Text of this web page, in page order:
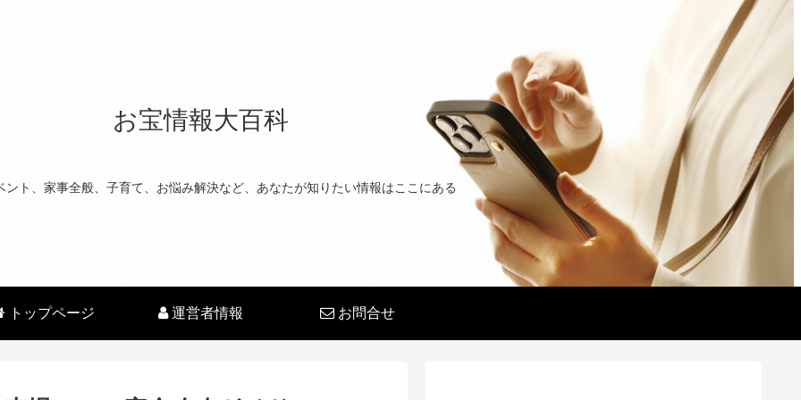
お宝情報大百科
ント、家事全般、子育て、お悩み解決など、あなたが知りたい情報はここにある
トップページ 運営者情報 お問合せ